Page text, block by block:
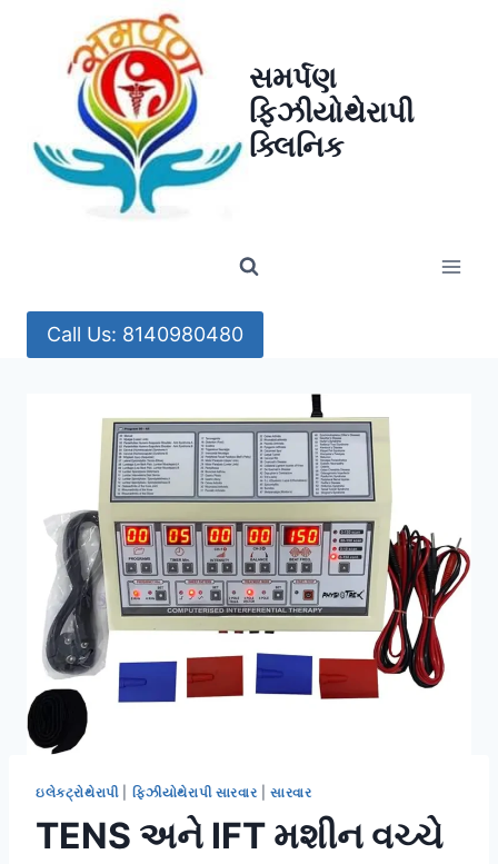
સમર્પણ
ફિઝીયોથેરાપી
ક્લિનિક
Call Us: 8140980480
ઇલેક્ટ્રોથેરાપી| ફિઝીયોથેરાપી સારવાર સારવાર
TENS અને IFT મશીન વચ્ચે